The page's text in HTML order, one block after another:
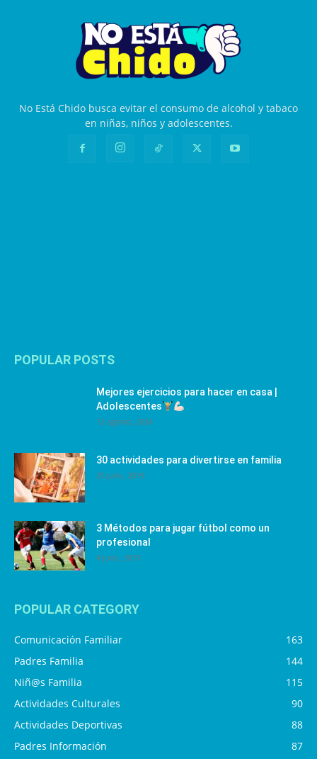
No Está Chido busca evitar el consumo de alcohol y tabaco
en niñas, niños y adolescentes.
POPULAR POSTS
Mejores ejercicios para hacer en casa |
Adolescentes
12 agosto, 2024
30 actividades para divertirse en familia
25 julio, 2019
3 Métodos para jugar fútbol como un
profesional
4 julio, 2019
POPULAR CATEGORY
Comunicación Familiar
163
Padres Familia
144
Niñ@s Familia
115
Actividades Culturales
90
Actividades Deportivas
88
Padres Información
87